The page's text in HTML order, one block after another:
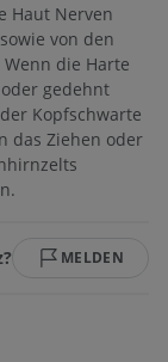
Haut Nerven
von den
die Harte
gedehnt
Kopfschwarte
das Ziehen oder
MELDEN